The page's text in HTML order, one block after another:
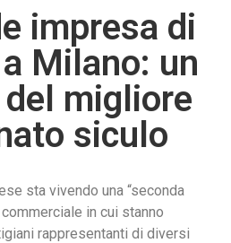
impresa di
Milano: un
del migliore
siculo
sta vivendo una “seconda
in cui stanno
rappresentanti di diversi